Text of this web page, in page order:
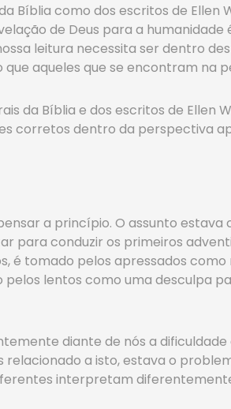
Bíblia como dos escritos de
de Deus para a humanidade
leitura necessita ser dentro
aqueles que se encontram na
da Bíblia e dos escritos de Ellen
corretos dentro da perspectiva
a princípio. O assunto
para conduzir os primeiros
é tomado pelos apressados
lentos como uma desculpa
diante de nós a
a isto, estava o
interpretam